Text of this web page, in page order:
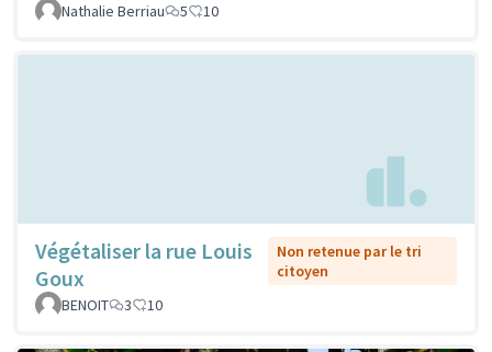
Nathalie Berriau
5 10
Végétaliser la rue Louis
Goux
Non retenue par le tri
citoyen
BENOIT
3 10